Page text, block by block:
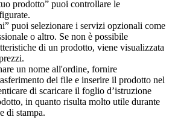
prodotto” puoi controllare le
puoi selezionare i servizi opzionali come
o altro. Se non è possibile
di un prodotto, viene visualizzata
un nome all'ordine, fornire
dei file e inserire il prodotto nel
di scaricare il foglio d’istruzione
in quanto risulta molto utile durante
di stampa.